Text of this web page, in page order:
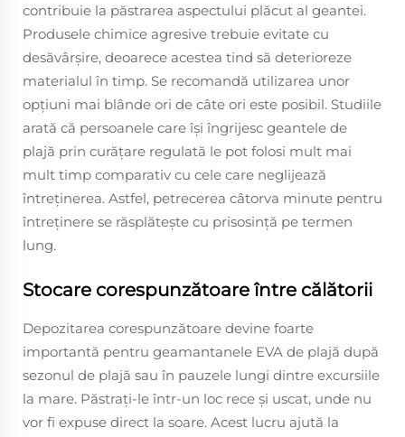
contribuie la păstrarea aspectului plăcut al geantei.
Produsele chimice agresive trebuie evitate cu
desăvârșire, deoarece acestea tind să deterioreze
materialul în timp. Se recomandă utilizarea unor
opțiuni mai blânde ori de câte ori este posibil. Studiile
arată că persoanele care își îngrijesc geantele de
plajă prin curățare regulată le pot folosi mult mai
mult timp comparativ cu cele care neglijează
întreținerea. Astfel, petrecerea câtorva minute pentru
întreținere se răsplătește cu prisosință pe termen
lung.
Stocare corespunzătoare între călătorii
Depozitarea corespunzătoare devine foarte
importantă pentru geamantanele EVA de plajă după
sezonul de plajă sau în pauzele lungi dintre excursiile
la mare. Păstrați-le într-un loc rece și uscat, unde nu
vor fi expuse direct la soare. Acest lucru ajută la